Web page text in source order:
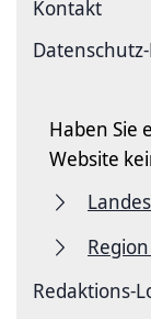
Kontakt
Haben Sie
Website
Redaktions-